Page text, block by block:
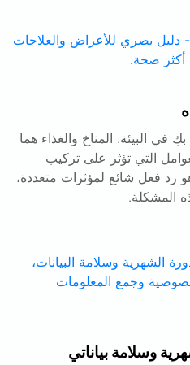
البيئة. المناخ والغذاء هما
التي تؤثر على تركيب
فعل شائع لمؤثرات متعددة،
المشكلة.
وسلامة بياناتي